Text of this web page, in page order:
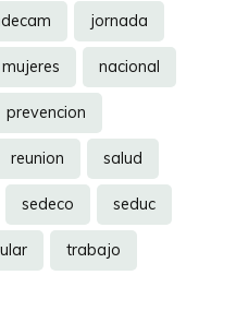
jornada
mujeres nacional
prevencion
reunion salud
sedeco seduc
trabajo